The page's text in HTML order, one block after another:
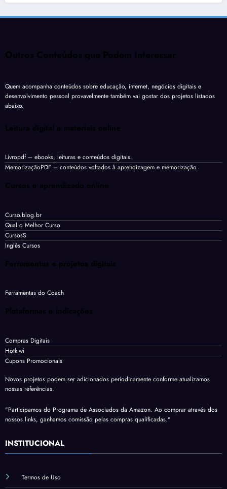
Outros Conteúdos que Podem Interessar
Quem acompanha conteúdos sobre educação, internet, negócios digitais e
desenvolvimento pessoal provavelmente também vai gostar dos projetos listados
abaixo.
Leitura digital e materiais online
Livropdf– ebooks, leituras e conteúdos digitais.
MemorizaçãoPDF – conteúdos voltados à aprendizagem e memorização.
Cursos e aprendizado online
Curso.blog.br
Qual o Melhor Curso
CursosS
Inglês Cursos
Ferramentas e projetos digitais
Ferramentas do Coach
Plataformas e indicações
Compras Digitais
Hotkiwi
Cupons Promocionais
Novos projetos podem ser adicionados periodicamente conforme atualizamos
nossas referências.
"Participamos do Programa de Associados da Amazon. Ao comprar através dos
nossos links, ganhamos comissão pelas compras qualificadas."
INSTITUCIONAL
Termos de Uso